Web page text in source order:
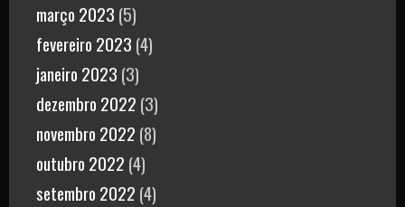
março 2023 (5)
fevereiro 2023 (4)
janeiro 2023 (3)
dezembro 2022 (3)
novembro 2022 (8)
outubro 2022 (4)
setembro 2022 (4)